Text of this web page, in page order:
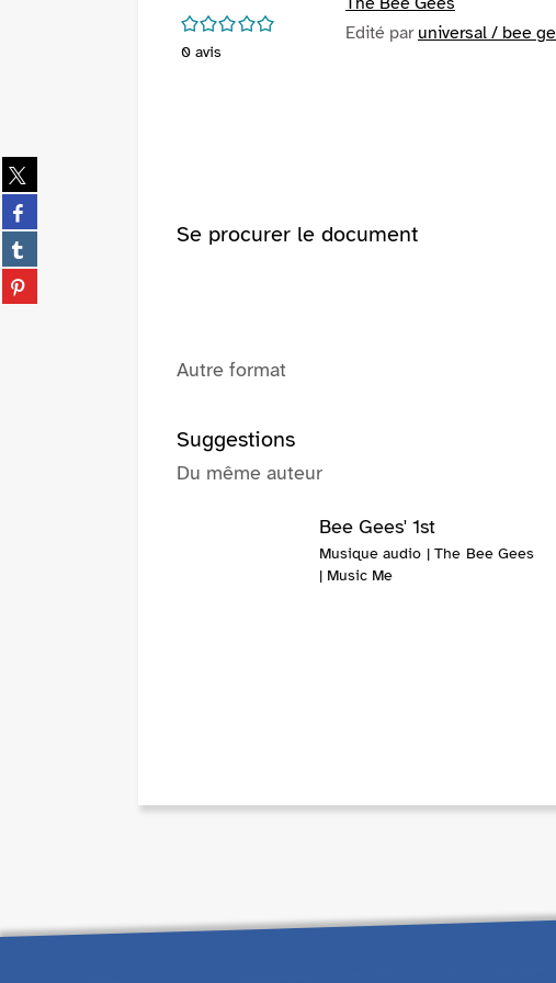
Partager
sur
twitter
(Nouvelle
fenêtre)
Partager
sur
facebook
(Nouvelle
fenêtre)
Partager
sur
tumblr
Partager
sur
/5
0 avis
Edité par universal / bee
Se procurer le document
Autre format
Suggestions
Du même auteur
Bee Gees' 1st
Musique audio | The Bee Gees
| Music Me